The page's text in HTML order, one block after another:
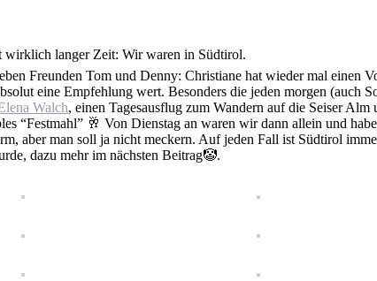
langer Zeit: Wir waren in Südtirol.
Freunden Tom und Denny: Christiane hat wieder mal einen
eine Empfehlung wert. Besonders die jeden morgen (auch
Walch, einen Tagesausflug zum Wandern auf die Seiser
“Festmahl” 🥂 Von Dienstag an waren wir dann allein und
aber man soll ja nicht meckern. Auf jeden Fall ist Südtirol
dazu mehr im nächsten Beitrag🤡.